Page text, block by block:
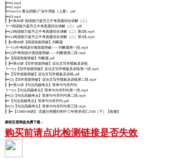
┣━02.mp4
┣━01.mp4
┣━Unit5-6 重点回顾-广深牛津版（上册）.pdf
┣━03.mp4
┃ ┣━第49讲 阅读能力提升之中考真题综合讲解（二）
┣━阅读能力提升之中考真题综合讲解（二）.pdf
┣━(2)阅读能力提升之中考真题综合讲解（二）第2段.mp4
┣━(1)阅读能力提升之中考真题综合讲解（二）第1段.mp4
┃ ┣━第08讲【阅读技能突破】判断题
┣━(1)中考阅读分项技能突破——判断题第一段.mp4
┣━(2)中考阅读分项技能突破——判断题第二段.mp4
┣━【阅读技能突破】判断题.pdf
┃ ┣━第43讲【写作技能突破】议论文写作模板及训练
┣━(1)【写作技能突破】议论文写作模板及训练第一段.mp4
┣━【写作技能突破】议论文写作模板及训练.pdf
┣━(2)【写作技能突破】议论文写作模板及训练第二段.mp4
┃ ┣━第31讲【句法高频考点】简单句与并列句
┣━(1)【句法高频考点】简单句与并列句第一段.mp4
┣━(2)【句法高频考点】简单句与并列句第二段.mp4
┣━【句法高频考点】简单句与并列句.pdf
┣━(3)【句法高频考点】简单句与并列句第三段.mp4
┃ ┣━【15889-08讲】 话题分类横扫初中三年英语词汇2100（下）【焦傲】
课程百度网盘免费下载：
购买前请点此检测链接是否失效